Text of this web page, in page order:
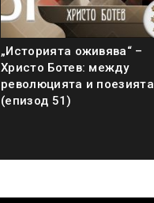
„Историята оживява“ –
Христо Ботев: между
революцията и поезията
(епизод 51)